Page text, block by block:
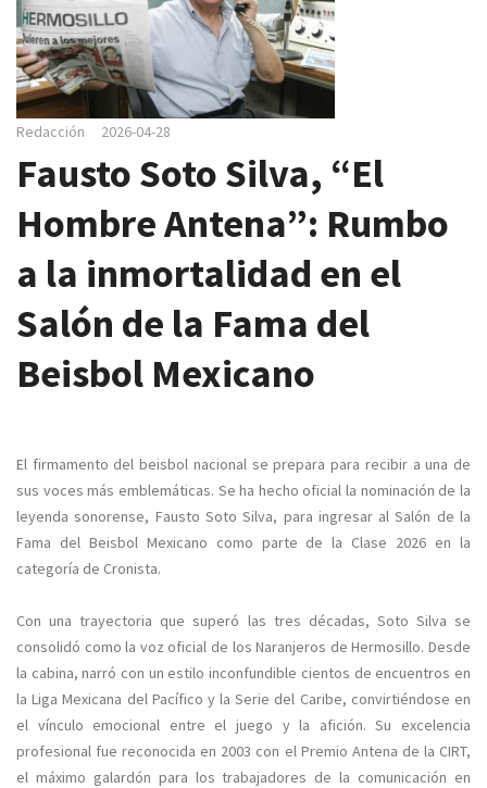
e
g
a
c
i
n
Redacción 2026-04-28
Fausto Soto Silva, “El
Hombre Antena”: Rumbo
a la inmortalidad en el
Salón de la Fama del
Beisbol Mexicano
El firmamento del beisbol nacional se prepara para recibir a una de
sus voces más emblemáticas. Se ha hecho oficial la nominación de la
leyenda sonorense, Fausto Soto Silva, para ingresar al Salón de la
Fama del Beisbol Mexicano como parte de la Clase 2026 en la
categoría de Cronista.
Con una trayectoria que superó las tres décadas, Soto Silva se
consolidó como la voz oficial de los Naranjeros de Hermosillo. Desde
la cabina, narró con un estilo inconfundible cientos de encuentros en
la Liga Mexicana del Pacífico y la Serie del Caribe, convirtiéndose en
el vínculo emocional entre el juego y la afición. Su excelencia
profesional fue reconocida en 2003 con el Premio Antena de la CIRT,
el máximo galardón para los trabajadores de la comunicación en